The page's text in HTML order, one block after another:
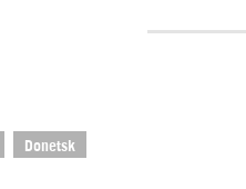
Donetsk